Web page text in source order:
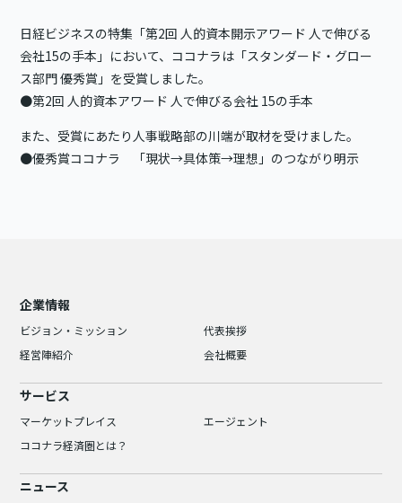
日経ビジネスの特集「第2回 人的資本開示アワード 人で伸びる
会社15の手本」において、ココナラは「スタンダード・グロー
ス部門 優秀賞」を受賞しました。
●第2回 人的資本アワード 人で伸びる会社 15の手本
また、受賞にあたり人事戦略部の川端が取材を受けました。
●優秀賞ココナラ 「現状→具体策→理想」のつながり明示
企業情報
ビジョン・ミッション
代表挨拶
経営陣紹介
会社概要
サービス
マーケットプレイス
エージェント
ココナラ経済圏とは？
ニュース